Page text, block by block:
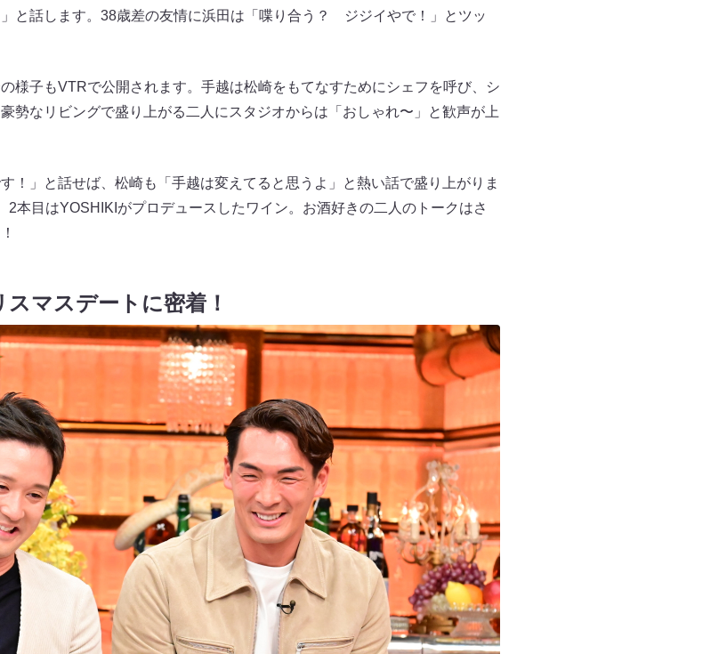
と話します。38歳差の友情に浜田は「喋り合う？ ジジイやで！」とツッ
様子もVTRで公開されます。手越は松崎をもてなすためにシェフを呼び、シ
勢なリビングで盛り上がる二人にスタジオからは「おしゃれ〜」と歓声が上
！」と話せば、松崎も「手越は変えてると思うよ」と熱い話で盛り上がりま
本目はYOSHIKIがプロデュースしたワイン。お酒好きの二人のトークはさ
マスデートに密着！